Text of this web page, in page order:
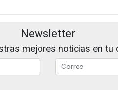
Newsletter
mejores noticias en tu